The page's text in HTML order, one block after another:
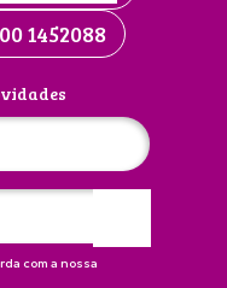
1452088
com a nossa